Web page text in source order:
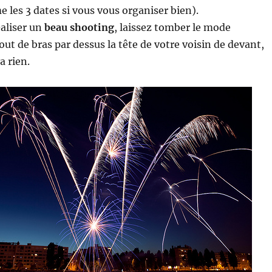
les 3 dates si vous vous organiser bien).
un beau shooting, laissez tomber le mode
de bras par dessus la tête de votre voisin de devant,
rien.